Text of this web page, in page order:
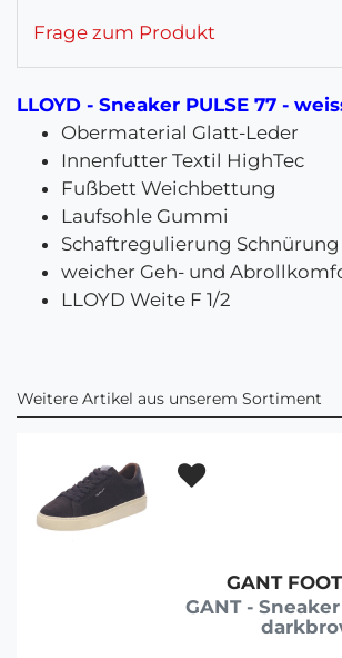
Frage zum Produkt
LLOYD - Sneaker PULSE 77 -
Obermaterial Glatt-Leder
Innenfutter Textil HighTec
Fußbett Weichbettung
Laufsohle Gummi
Schaftregulierung Schnürung
weicher Geh- und
LLOYD Weite F 1/2
Weitere Artikel aus unserem Sortiment
GANT
GANT -